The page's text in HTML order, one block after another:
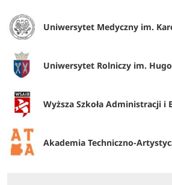
Uniwersytet Medyczny im. Karola
Uniwersytet Rolniczy im. Hugona
Wyższa Szkoła Administracji i Biznesu im. E.
Akademia Techniczno-Artystyczna Nauk